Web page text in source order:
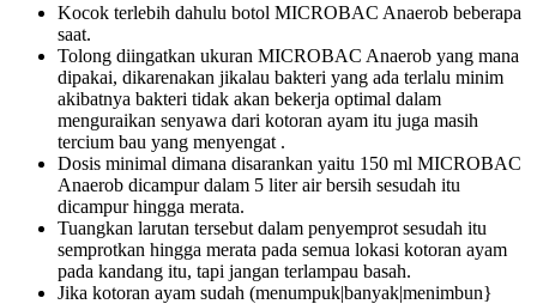
Kocok terlebih dahulu botol MICROBAC Anaerob beberapa
saat.
Tolong diingatkan ukuran MICROBAC Anaerob yang mana
dipakai, dikarenakan jikalau bakteri yang ada terlalu minim
akibatnya bakteri tidak akan bekerja optimal dalam
menguraikan senyawa dari kotoran ayam itu juga masih
tercium bau yang menyengat .
Dosis minimal dimana disarankan yaitu 150 ml MICROBAC
Anaerob dicampur dalam 5 liter air bersih sesudah itu
dicampur hingga merata.
Tuangkan larutan tersebut dalam penyemprot sesudah itu
semprotkan hingga merata pada semua lokasi kotoran ayam
pada kandang itu, tapi jangan terlampau basah.
Jika kotoran ayam sudah (menumpuk|banyak|menimbun}